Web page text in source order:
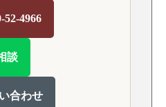
52-4966
談
合わせ